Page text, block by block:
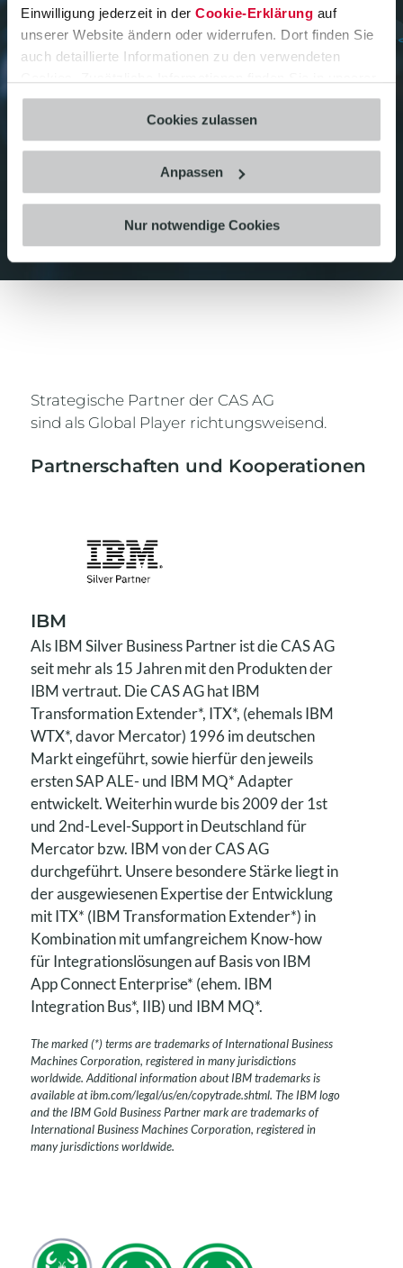
Einwilligung jederzeit in der Cookie-Erklärung auf
unserer Website ändern oder widerrufen. Dort finden Sie
auch detaillierte Informationen zu den verwendeten
Datenschutzerklärung.
Cookies zulassen
Anpassen
Nur notwendige Cookies
uns im Mittelpunkt. Partnerschaften mit
den in ihren Bereichen führenden
Strategische Partner der CAS AG
sind als Global Player richtungsweisend.
Partnerschaften und Kooperationen
IBM
Als IBM Silver Business Partner ist die CAS AG
seit mehr als 15 Jahren mit den Produkten der
IBM vertraut. Die CAS AG hat IBM
Transformation Extender*, ITX*, (ehemals IBM
WTX*, davor Mercator) 1996 im deutschen
Markt eingeführt, sowie hierfür den jeweils
ersten SAP ALE- und IBM MQ* Adapter
entwickelt. Weiterhin wurde bis 2009 der 1st
und 2nd-Level-Support in Deutschland für
Mercator bzw. IBM von der CAS AG
durchgeführt. Unsere besondere Stärke liegt in
der ausgewiesenen Expertise der Entwicklung
mit ITX* (IBM Transformation Extender*) in
Kombination mit umfangreichem Know-how
für Integrationslösungen auf Basis von IBM
App Connect Enterprise* (ehem. IBM
Integration Bus*, IIB) und IBM MQ*.
The marked (*) terms are trademarks of International Business
Machines Corporation, registered in many jurisdictions
worldwide. Additional information about IBM trademarks is
available at ibm.com/legal/us/en/copytrade.shtml. The IBM logo
and the IBM Gold Business Partner mark are trademarks of
International Business Machines Corporation, registered in
many jurisdictions worldwide.